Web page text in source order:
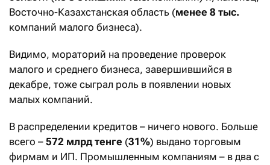
Восточно-Казахстанская область (менее 8 тыс.
компаний малого бизнеса).
Видимо, мораторий на проведение проверок
малого и среднего бизнеса, завершившийся в
декабре, тоже сыграл роль в появлении новых
малых компаний.
В распределении кредитов – ничего нового. Больше
всего – 572 млрд тенге (31%) выдано торговым
фирмам и ИП. Промышленным компаниям – в два с